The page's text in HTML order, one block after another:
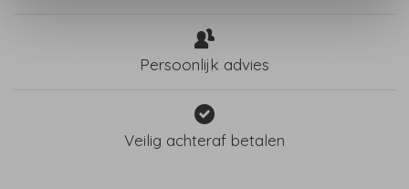
Persoonlijk advies
Veilig achteraf betalen